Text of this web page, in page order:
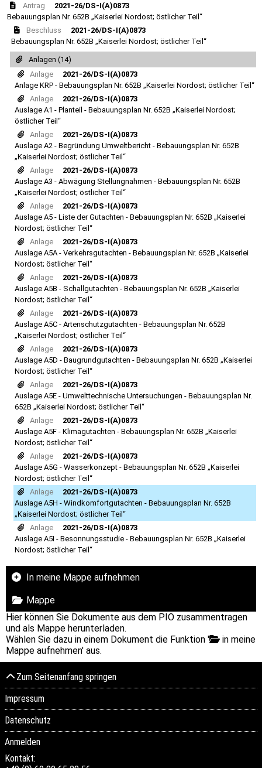
Antrag
2021-26/DS-I(A)0873
Bebauungsplan Nr. 652B „Kaiserlei Nordost; östlicher Teil“
Beschluss
2021-26/DS-I(A)0873
Bebauungsplan Nr. 652B „Kaiserlei Nordost; östlicher Teil“
Anlagen (14)
Anlage
2021-26/DS-I(A)0873
Anlage KRP - Bebauungsplan Nr. 652B „Kaiserlei Nordost; östlicher Teil“
Anlage
2021-26/DS-I(A)0873
Auslage A1 - Planteil - Bebauungsplan Nr. 652B „Kaiserlei Nordost;
östlicher Teil“
Anlage
2021-26/DS-I(A)0873
Auslage A2 - Begründung Umweltbericht - Bebauungsplan Nr. 652B
„Kaiserlei Nordost; östlicher Teil“
Anlage
2021-26/DS-I(A)0873
Auslage A3 - Abwägung Stellungnahmen - Bebauungsplan Nr. 652B
„Kaiserlei Nordost; östlicher Teil“
Anlage
2021-26/DS-I(A)0873
Auslage A5 - Liste der Gutachten - Bebauungsplan Nr. 652B „Kaiserlei
Nordost; östlicher Teil“
Anlage
2021-26/DS-I(A)0873
Auslage A5A - Verkehrsgutachten - Bebauungsplan Nr. 652B „Kaiserlei
Nordost; östlicher Teil“
Anlage
2021-26/DS-I(A)0873
Auslage A5B - Schallgutachten - Bebauungsplan Nr. 652B „Kaiserlei
Nordost; östlicher Teil“
Anlage
2021-26/DS-I(A)0873
Auslage A5C - Artenschutzgutachten - Bebauungsplan Nr. 652B
„Kaiserlei Nordost; östlicher Teil“
Anlage
2021-26/DS-I(A)0873
Auslage A5D - Baugrundgutachten - Bebauungsplan Nr. 652B „Kaiserlei
Nordost; östlicher Teil“
Anlage
2021-26/DS-I(A)0873
Auslage A5E - Umwelttechnische Untersuchungen - Bebauungsplan Nr.
652B „Kaiserlei Nordost; östlicher Teil“
Anlage
2021-26/DS-I(A)0873
Auslage A5F - Klimagutachten - Bebauungsplan Nr. 652B „Kaiserlei
Nordost; östlicher Teil“
Anlage
2021-26/DS-I(A)0873
Auslage A5G - Wasserkonzept - Bebauungsplan Nr. 652B „Kaiserlei
Nordost; östlicher Teil“
Anlage
2021-26/DS-I(A)0873
Auslage A5H - Windkomfortgutachten - Bebauungsplan Nr. 652B
„Kaiserlei Nordost; östlicher Teil“
Anlage
2021-26/DS-I(A)0873
Auslage A5I - Besonnungsstudie - Bebauungsplan Nr. 652B „Kaiserlei
Nordost; östlicher Teil“
In meine Mappe aufnehmen
Mappe
Hier können Sie Dokumente aus dem PIO zusammentragen
und als Mappe herunterladen.
Wählen Sie dazu in einem Dokument die Funktion '
in meine
Mappe aufnehmen' aus.
Zum Seitenanfang springen
Impressum
Datenschutz
Anmelden
Kontakt: